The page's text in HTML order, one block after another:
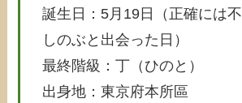
誕生日：5月19日（正確には
しのぶと出会った日）
最終階級：丁（ひのと）
出身地：東京府本所區